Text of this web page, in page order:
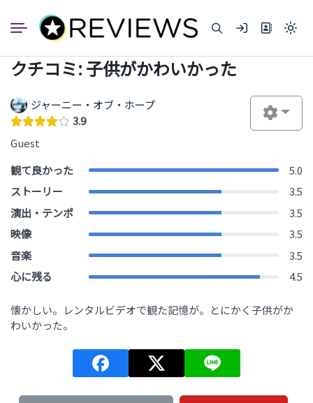
ン
Light
dark)
クチコミ: 子供がかわいかった
ジャーニー・オブ・ホープ
3.9
Guest
観て良かった
5.0
ストーリー
3.5
演出・テンポ
3.5
映像
3.5
音楽
3.5
心に残る
4.5
懐かしい。レンタルビデオで観た記憶が。とにかく子供がか
わいかった。